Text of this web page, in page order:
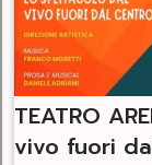
TEATRO
vivo fuori